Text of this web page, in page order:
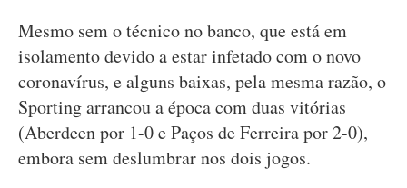
Mesmo sem o técnico no banco, que está em
isolamento devido a estar infetado com o novo
coronavírus, e alguns baixas, pela mesma razão, o
Sporting arrancou a época com duas vitórias
(Aberdeen por 1-0 e Paços de Ferreira por 2-0),
embora sem deslumbrar nos dois jogos.